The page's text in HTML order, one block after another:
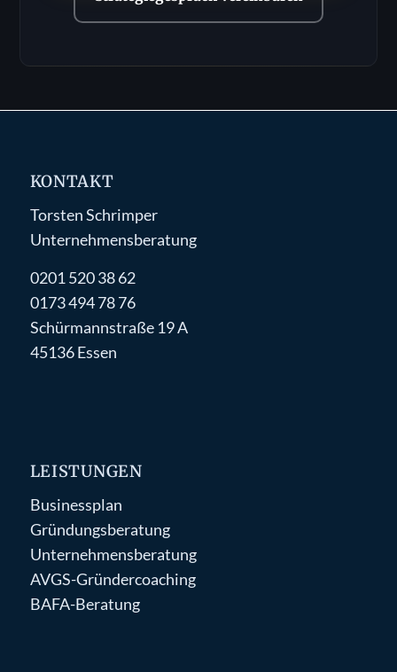
KONTAKT
Torsten Schrimper
Unternehmensberatung
0201 520 38 62
0173 494 78 76
Schürmannstraße 19 A
45136 Essen
LEISTUNGEN
Businessplan
Gründungsberatung
Unternehmensberatung
AVGS-Gründercoaching
BAFA-Beratung